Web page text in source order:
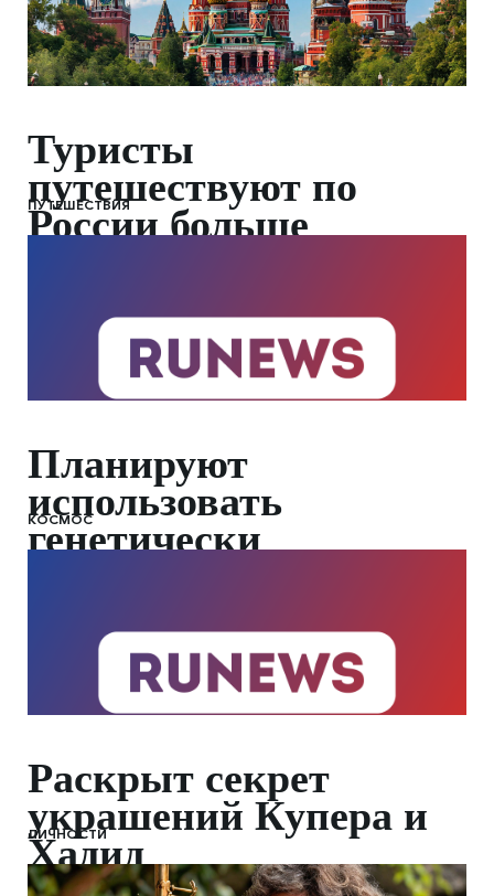
Туристы
путешествуют по
России больше
ПУТЕШЕСТВИЯ
Планируют
использовать
генетически
КОСМОС
Раскрыт секрет
украшений Купера и
Хадид
ЛИЧНОСТИ